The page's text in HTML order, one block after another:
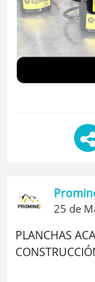
25 de
PLANCHAS